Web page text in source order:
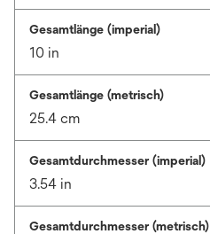
Gesamtlänge (imperial)
10 in
Gesamtlänge (metrisch)
25.4 cm
Gesamtdurchmesser (imperial)
3.54 in
Gesamtdurchmesser (metrisch)